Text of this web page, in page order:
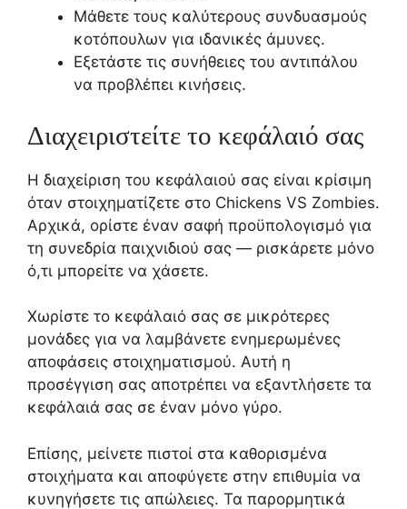
Μάθετε τους καλύτερους συνδυασμούς
κοτόπουλων για ιδανικές άμυνες.
Εξετάστε τις συνήθειες του αντιπάλου
να προβλέπει κινήσεις.
Διαχειριστείτε το κεφάλαιό σας
Η διαχείριση του κεφάλαιού σας είναι κρίσιμη
όταν στοιχηματίζετε στο Chickens VS Zombies.
Αρχικά, ορίστε έναν σαφή προϋπολογισμό για
τη συνεδρία παιχνιδιού σας — ρισκάρετε μόνο
ό,τι μπορείτε να χάσετε.
Χωρίστε το κεφάλαιό σας σε μικρότερες
μονάδες για να λαμβάνετε ενημερωμένες
αποφάσεις στοιχηματισμού. Αυτή η
προσέγγιση σας αποτρέπει να εξαντλήσετε τα
κεφάλαιά σας σε έναν μόνο γύρο.
Επίσης, μείνετε πιστοί στα καθορισμένα
στοιχήματα και αποφύγετε στην επιθυμία να
κυνηγήσετε τις απώλειες. Τα παρορμητικά